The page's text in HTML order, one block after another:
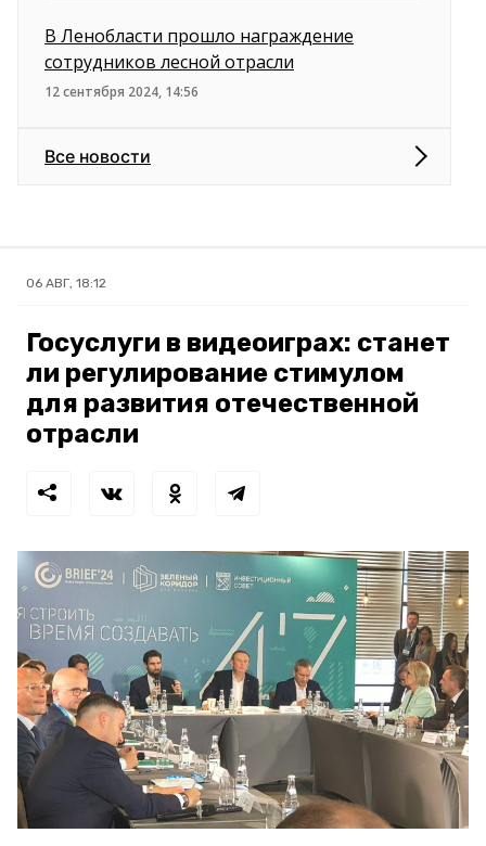
В Ленобласти прошло награждение
сотрудников лесной отрасли
12 сентября 2024, 14:56
Все новости
06 АВГ, 18:12
Госуслуги в видеоиграх: станет
ли регулирование стимулом
для развития отечественной
отрасли